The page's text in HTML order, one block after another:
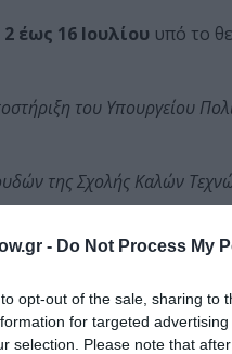
- Do Not Process My
opt-out of the sale, sharing to
for targeted
selection. Please note that
2 έως 16 Ιουλίου υπό το
του Υπουργείου
της Σχολής Καλών
Αργολίδος (με έδρα